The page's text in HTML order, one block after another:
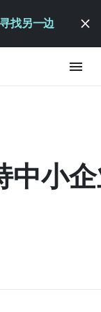
寻找另一边
小